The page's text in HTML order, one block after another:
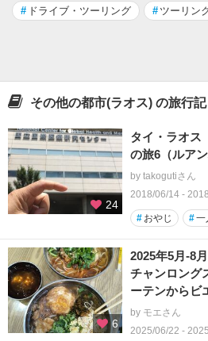
# ドライブ・ツーリング # ツーリン
その他の都市(ラオス) の旅行記
24
タイ・ラオ
の旅6（ルア
by takogutiさん
2018/06/14 -
# おやじ #一
6
2025年5月-8
チャンロング
ーテンからビ
by モエさん
2025/06/22 -